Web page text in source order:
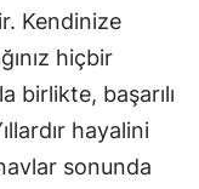
Kendinize
hiçbir
birlikte, başarılı
hayalini
sonunda